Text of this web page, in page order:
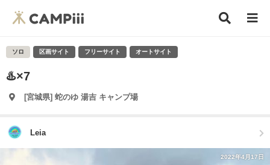
ソロ 区画サイト フリーサイト オートサイト
♨️×7
[宮城県] 蛇のゆ 湯吉 キャンプ場
Leia
2022年4月17日